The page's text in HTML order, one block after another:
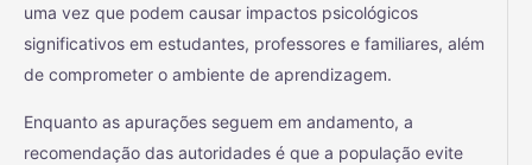
uma vez que podem causar impactos psicológicos
significativos em estudantes, professores e familiares, além
de comprometer o ambiente de aprendizagem.
Enquanto as apurações seguem em andamento, a
recomendação das autoridades é que a população evite